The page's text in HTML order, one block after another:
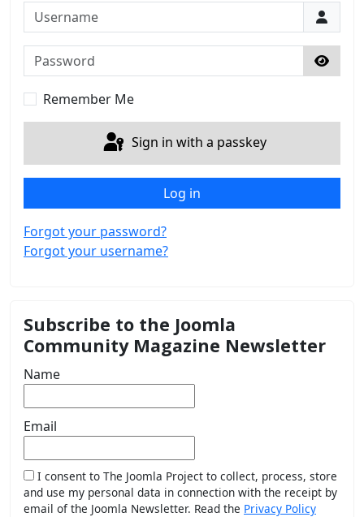
Username
Password
Show
Remember Me
Sign in with a passkey
Log in
Forgot your password?
Forgot your username?
Subscribe to the Joomla
Community Magazine Newsletter
Name
Email
I consent to The Joomla Project to collect, process, store
and use my personal data in connection with the receipt by
email of the Joomla Newsletter. Read the Privacy Policy